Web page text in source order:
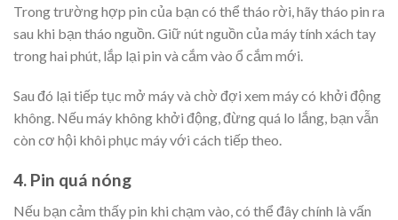
Trong trường hợp pin của bạn có thể tháo rời, hãy tháo pin ra
sau khi bạn tháo nguồn. Giữ nút nguồn của máy tính xách tay
trong hai phút, lắp lại pin và cắm vào ổ cắm mới.
Sau đó lại tiếp tục mở máy và chờ đợi xem máy có khởi động
không. Nếu máy không khởi động, đừng quá lo lắng, bạn vẫn
còn cơ hội khôi phục máy với cách tiếp theo.
4. Pin quá nóng
Nếu bạn cảm thấy pin khi chạm vào, có thể đây chính là vấn